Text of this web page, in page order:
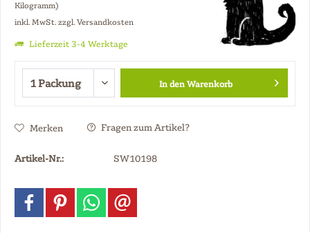
Kilogramm)
inkl. MwSt. zzgl. Versandkosten
Lieferzeit 3-4 Werktage
In denWarenkorb
Merken Fragen zum Artikel?
Artikel-Nr.: SW10198